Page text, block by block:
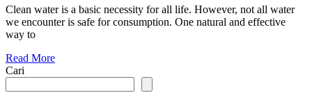
Clean water is a basic necessity for all life. However, not all water
we encounter is safe for consumption. One natural and effective
way to
Read More
Cari